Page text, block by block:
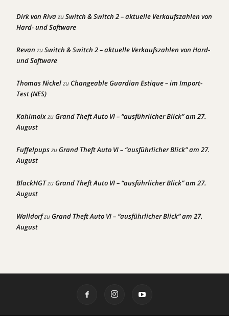
Dirk von RivazuSwitch & Switch 2 – aktuelle Verkaufszahlen von
Hard- und Software
Revan zuSwitch & Switch 2 – aktuelle Verkaufszahlen von Hard-
und Software
Thomas NickelzuChangeable Guardian Estique – im Import-
Test (NES)
KahlmoixzuGrand Theft Auto VI – “ausführlicher Blick” am 27.
August
FuffelpupszuGrand Theft Auto VI – “ausführlicher Blick” am 27.
August
BlackHGTzuGrand Theft Auto VI – “ausführlicher Blick” am 27.
August
WalldorfzuGrand Theft Auto VI – “ausführlicher Blick” am 27.
August